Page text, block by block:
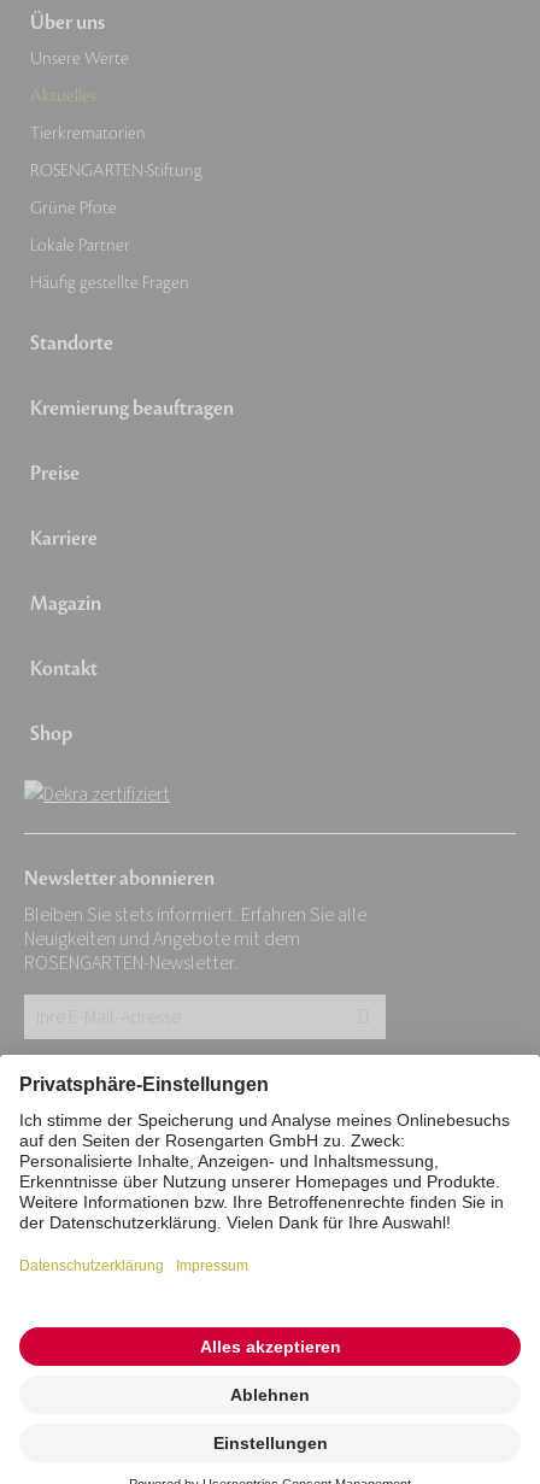
Über uns
Unsere Werte
Aktuelles
Tierkrematorien
ROSENGARTEN-Stiftung
Grüne Pfote
Lokale Partner
Häufig gestellte Fragen
Standorte
Kremierung beauftragen
Preise
Karriere
Magazin
Kontakt
Shop
Newsletter abonnieren
Bleiben Sie stets informiert. Erfahren Sie alle
Neuigkeiten und Angebote mit dem
ROSENGARTEN-Newsletter.
E-
Mail-
Adresse:
*
Impressum Datenschutz
Stiftung
Interne Meldestelle
Zahlungsmittel
Barrierefreiheitserklärung
Vertrag widerrufen
© 2026 ROSENGARTEN-Tierbestattung